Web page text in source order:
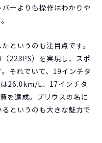
ーよりも操作はわかりや
というのも注目点です。
223PS）を実現し、スポ
それでいて、19インチタ
26.0km/L、17インチタ
を達成。プリウスの名に
というのも大きな魅力で